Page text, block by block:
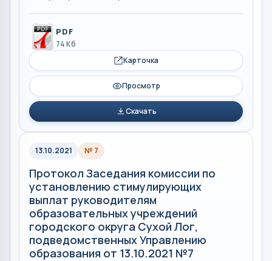
PDF
74 Кб
Карточка
Просмотр
Скачать
13.10.2021 № 7
Протокол Заседания комиссии по
установлению стимулирующих
выплат руководителям
образовательных учреждений
городского округа Сухой Лог,
подведомственных Управлению
образования от 13.10.2021 №7